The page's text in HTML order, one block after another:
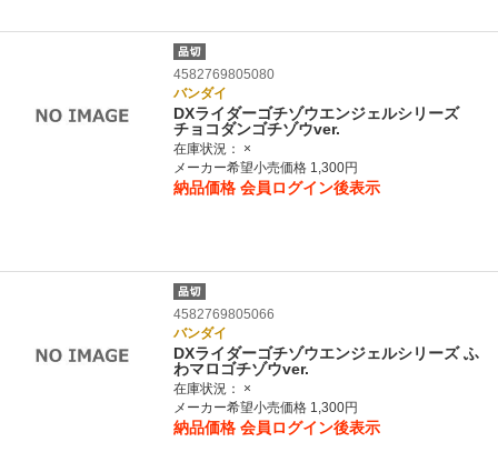
4582769805080
バンダイ
DXライダーゴチゾウエンジェルシリーズ
チョコダンゴチゾウver.
在庫状況：
×
メーカー希望小売価格 1,300円
納品価格 会員ログイン後表示
4582769805066
バンダイ
DXライダーゴチゾウエンジェルシリーズ ふ
わマロゴチゾウver.
在庫状況：
×
メーカー希望小売価格 1,300円
納品価格 会員ログイン後表示